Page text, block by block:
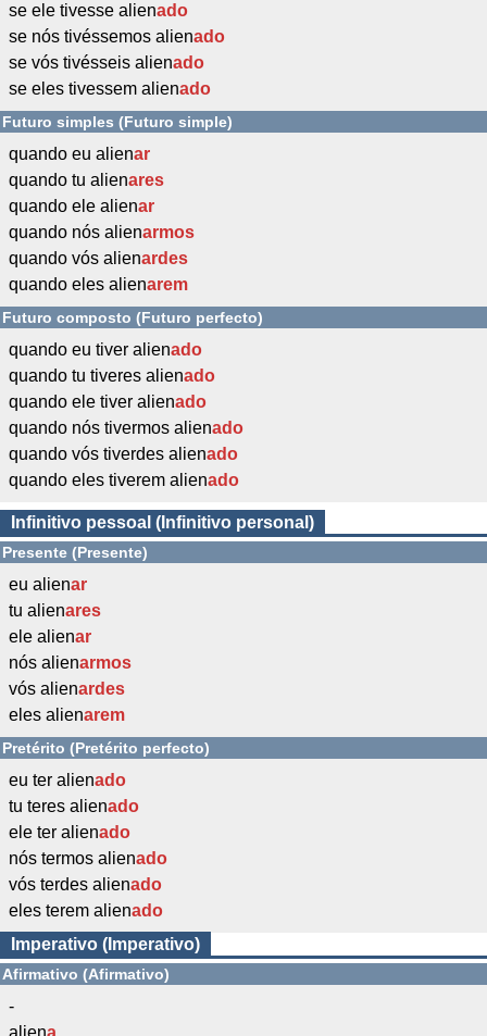
se ele tivesse alienado
se nós tivéssemos alienado
se vós tivésseis alienado
se eles tivessem alienado
Futuro simples (Futuro simple)
quando eu alienar
quando tu alienares
quando ele alienar
quando nós alienarmos
quando vós alienardes
quando eles alienarem
Futuro composto (Futuro perfecto)
quando eu tiver alienado
quando tu tiveres alienado
quando ele tiver alienado
quando nós tivermos alienado
quando vós tiverdes alienado
quando eles tiverem alienado
Infinitivo pessoal (Infinitivo personal)
Presente (Presente)
eu alienar
tu alienares
ele alienar
nós alienarmos
vós alienardes
eles alienarem
Pretérito (Pretérito perfecto)
eu ter alienado
tu teres alienado
ele ter alienado
nós termos alienado
vós terdes alienado
eles terem alienado
Imperativo (Imperativo)
Afirmativo (Afirmativo)
-
aliena